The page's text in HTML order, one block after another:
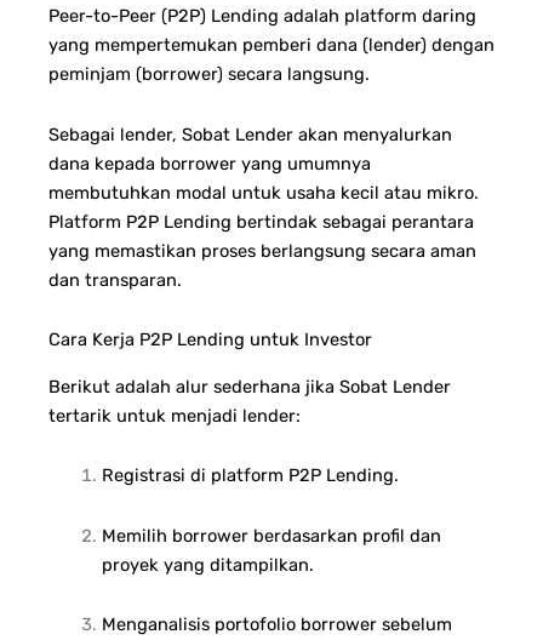
Peer-to-Peer (P2P) Lending adalah platform daring
yang mempertemukan pemberi dana (lender) dengan
peminjam (borrower) secara langsung.
Sebagai lender, Sobat Lender akan menyalurkan
dana kepada borrower yang umumnya
membutuhkan modal untuk usaha kecil atau mikro.
Platform P2P Lending bertindak sebagai perantara
yang memastikan proses berlangsung secara aman
dan transparan.
Cara Kerja P2P Lending untuk Investor
Berikut adalah alur sederhana jika Sobat Lender
tertarik untuk menjadi lender:
Registrasi di platform P2P Lending.
Memilih borrower berdasarkan profil dan
proyek yang ditampilkan.
Menganalisis portofolio borrower sebelum